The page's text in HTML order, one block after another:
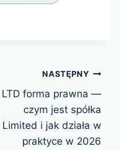
NASTĘPNY
LTD forma prawna —
czym jest spółka
Limited i jak działa w
praktyce w 2026